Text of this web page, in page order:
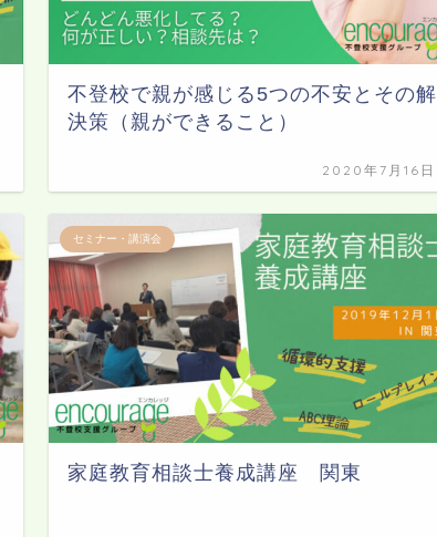
不登校で親が感じる5つの不安とその解
決策（親ができること）
2020年7月16日
セミナー・講演会
家庭教育相談士養成講座 関東